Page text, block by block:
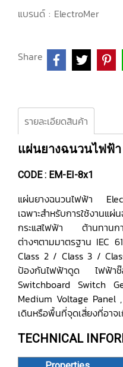
แบรนด์ : ElectroMer
Share
รายละเอียดสินค้า
แผ่นยางฉนวนไฟฟ้า
CODE : EM-EI-8x1
แผ่นยางฉนวนไฟฟ้า
เฉพาะสำหรับการใช้งาน
กระแสไฟฟ้า ต้านทานการ
ต่างๆตามมาตรฐาน IEC
Class 2 / Class 3 /
ป้องกันไฟฟ้าดูด ไฟฟ้
Switchboard Switch
Medium Voltage
เดินหรือพื้นที่จุดเสี่ยงที่อาจ
TECHNICAL